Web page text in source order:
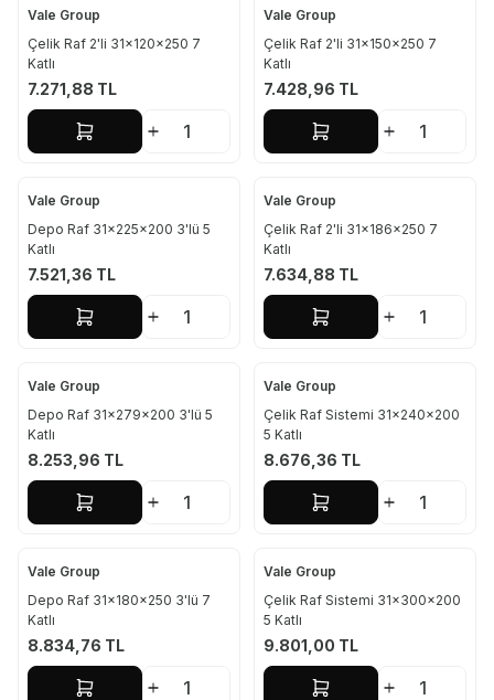
Vale Group
Çelik Raf 2'li 31x120x250 7
Katlı
7.271,88 TL
Sepete Ekle
Vale Group
Çelik Raf 2'li 31x150x250 7
Katlı
7.428,96 TL
Sepete Ekle
Vale Group
Depo Raf 31x225x200 3'lü 5
Katlı
7.521,36 TL
Sepete Ekle
Vale Group
Çelik Raf 2'li 31x186x250 7
Katlı
7.634,88 TL
Sepete Ekle
Vale Group
Depo Raf 31x279x200 3'lü 5
Katlı
8.253,96 TL
Sepete Ekle
Vale Group
Çelik Raf Sistemi 31x240x200
5 Katlı
8.676,36 TL
Sepete Ekle
Vale Group
Depo Raf 31x180x250 3'lü 7
Katlı
8.834,76 TL
Sepete Ekle
Vale Group
Çelik Raf Sistemi 31x300x200
5 Katlı
9.801,00 TL
Sepete Ekle